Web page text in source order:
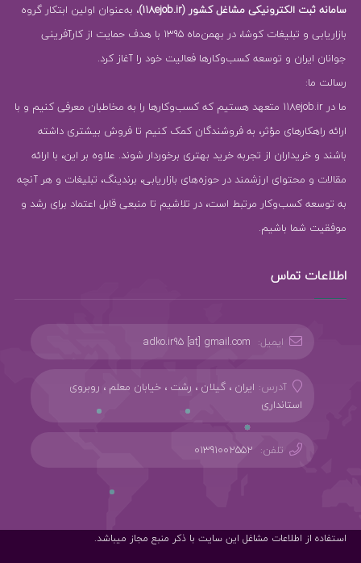
سامانه ثبت الکترونیکی مشاغل کشور (118ejob.ir)
، به‌عنوان اولین ابتکار گروه
بازاریابی و تبلیغات کوشا، در بهمن‌ماه 1395 با هدف حمایت از کارآفرینی
جوانان ایران و توسعه کسب‌وکارها فعالیت خود را آغاز کرد.
رسالت ما:
ما در 118ejob.ir متعهد هستیم که کسب‌وکارها را به مخاطبان معرفی کنیم و با
ارائه راهکارهای مؤثر، به فروشندگان کمک کنیم تا فروش بیشتری داشته
باشند و خریداران از تجربه خرید بهتری برخوردار شوند. علاوه بر این، با ارائه
مقالات و محتوای ارزشمند در حوزه‌های بازاریابی، برندینگ، تبلیغات و هر آنچه
به توسعه کسب‌وکار مرتبط است، در تلاشیم تا منبعی قابل اعتماد برای رشد و
موفقیت شما باشیم.
اطلاعات تماس
ایمیل: adko.ir95 [at] gmail.com
آدرس: ایران ، گیلان ، رشت ، خیابان معلم ، روبروی
استانداری
تلفن: 01391002552
استفاده از اطلاعات مشاغل این سایت با ذکر منبع مجاز میباشد.